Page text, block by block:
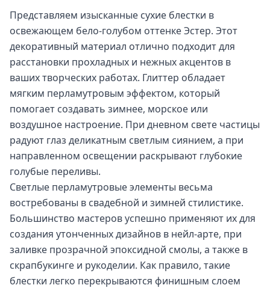
Представляем изысканные сухие блестки в
освежающем бело-голубом оттенке Эстер. Этот
декоративный материал отлично подходит для
расстановки прохладных и нежных акцентов в
ваших творческих работах. Глиттер обладает
мягким перламутровым эффектом, который
помогает создавать зимнее, морское или
воздушное настроение. При дневном свете частицы
радуют глаз деликатным светлым сиянием, а при
направленном освещении раскрывают глубокие
голубые переливы.
Светлые перламутровые элементы весьма
востребованы в свадебной и зимней стилистике.
Большинство мастеров успешно применяют их для
создания утонченных дизайнов в нейл-арте, при
заливке прозрачной эпоксидной смолы, а также в
скрапбукинге и рукоделии. Как правило, такие
блестки легко перекрываются финишным слоем